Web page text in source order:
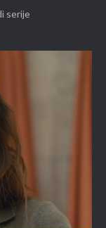
serije